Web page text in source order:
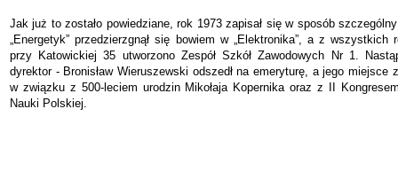
Jak już to zostało powiedziane, rok 1973 zapisał się w sposób
„Energetyk” przedzierzgnął się bowiem w „Elektronika”, a z
przy Katowickiej 35 utworzono Zespół Szkół Zawodowych Nr 1.
dyrektor - Bronisław Wieruszewski odszedł na emeryturę, a jego miejsce
w związku z 500-leciem urodzin Mikołaja Kopernika oraz z II
Nauki Polskiej.